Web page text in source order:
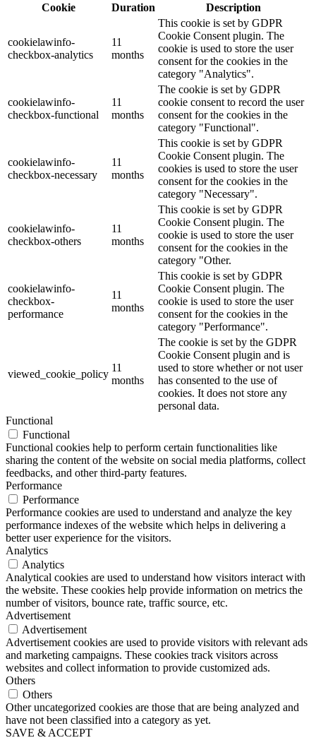
Cookie
Duration Description
cookielawinfo-
checkbox-analytics
11
months
This cookie is set by GDPR
Cookie Consent plugin. The
cookie is used to store the user
consent for the cookies in the
category "Analytics".
cookielawinfo-
checkbox-functional
11
months
The cookie is set by GDPR
cookie consent to record the user
consent for the cookies in the
category "Functional".
cookielawinfo-
checkbox-necessary
11
months
This cookie is set by GDPR
Cookie Consent plugin. The
cookies is used to store the user
consent for the cookies in the
category "Necessary".
cookielawinfo-
checkbox-others
11
months
This cookie is set by GDPR
Cookie Consent plugin. The
cookie is used to store the user
consent for the cookies in the
category "Other.
cookielawinfo-
checkbox-
performance
11
months
This cookie is set by GDPR
Cookie Consent plugin. The
cookie is used to store the user
consent for the cookies in the
category "Performance".
viewed_cookie_policy
11
months
The cookie is set by the GDPR
Cookie Consent plugin and is
used to store whether or not user
has consented to the use of
cookies. It does not store any
personal data.
Functional
Functional
Functional cookies help to perform certain functionalities like
sharing the content of the website on social media platforms, collect
feedbacks, and other third-party features.
Performance
Performance
Performance cookies are used to understand and analyze the key
performance indexes of the website which helps in delivering a
better user experience for the visitors.
Analytics
Analytics
Analytical cookies are used to understand how visitors interact with
the website. These cookies help provide information on metrics the
number of visitors, bounce rate, traffic source, etc.
Advertisement
Advertisement
Advertisement cookies are used to provide visitors with relevant ads
and marketing campaigns. These cookies track visitors across
websites and collect information to provide customized ads.
Others
Others
Other uncategorized cookies are those that are being analyzed and
have not been classified into a category as yet.
SAVE & ACCEPT